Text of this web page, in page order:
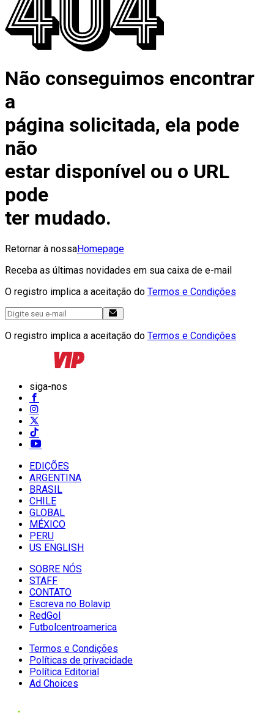
Não conseguimos encontrar
a
página solicitada, ela pode
não
estar disponível ou o URL
pode
ter mudado.
Retornar à nossaHomepage
Receba as últimas novidades em sua caixa de e-mail
O registro implica a aceitação do Termos e Condições
O registro implica a aceitação do Termos e Condições
siga-nos
EDIÇÕES
ARGENTINA
BRASIL
CHILE
GLOBAL
MÉXICO
PERU
US ENGLISH
SOBRE NÓS
STAFF
CONTATO
Escreva no Bolavip
RedGol
Futbolcentroamerica
Termos e Condições
Políticas de privacidade
Política Editorial
Ad Choices